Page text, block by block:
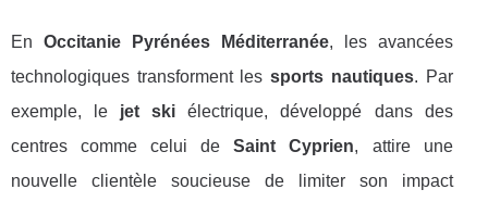
En Occitanie Pyrénées Méditerranée, les avancées
technologiques transforment lessports nautiques. Par
exemple, le jet ski électrique, développé dans des
centres comme celui deSaint Cyprien, attire une
nouvelle clientèle soucieuse de limiter son impact